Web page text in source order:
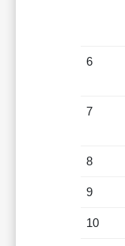
6
7
8
9
10